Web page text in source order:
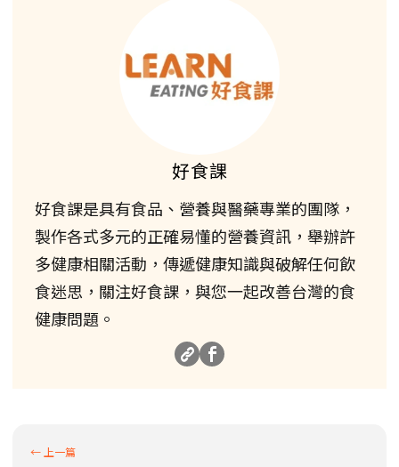
好食課
好食課是具有食品、營養與醫藥專業的團隊，
製作各式多元的正確易懂的營養資訊，舉辦許
多健康相關活動，傳遞健康知識與破解任何飲
食迷思，關注好食課，與您一起改善台灣的食
健康問題。